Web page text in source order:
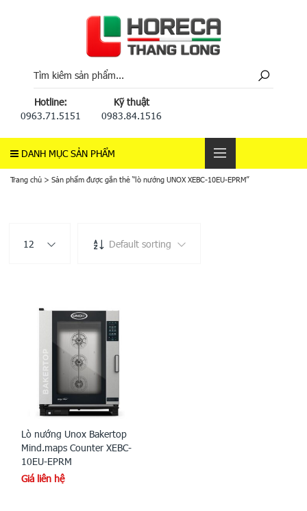
Hotline:
0963.71.5151
Kỹ thuật
0983.84.1516
DANH MỤC SẢN PHẨM
Trang chủ > Sản phẩm được gắn thẻ “lò nướng UNOX XEBC-10EU-EPRM”
12 Default sorting
Lò nướng Unox Bakertop
Mind.maps Counter XEBC-
10EU-EPRM
Giá liên hệ